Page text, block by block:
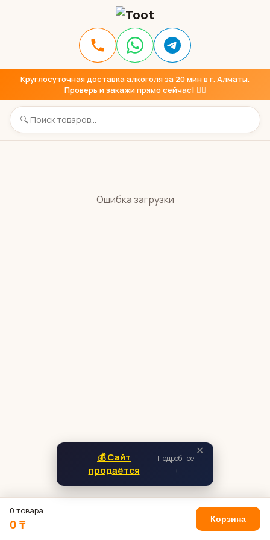
Круглосуточная доставка алкоголя за 20 мин в г. Алматы.
Проверь и закажи прямо сейчас! 👇🏼
Ошибка загрузки
✕
💰 Сайт
продаётся
Подробнее
→
0 товара
0 ₸ Корзина